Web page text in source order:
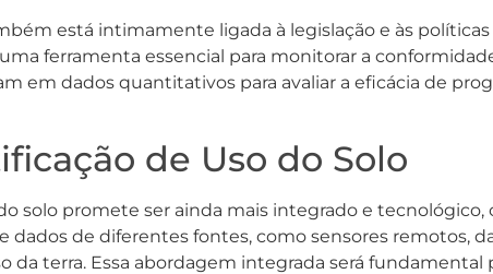
está intimamente ligada à legislação e às
ferramenta essencial para monitorar a
em dados quantitativos para avaliar a eficácia de
de Uso do Solo
solo promete ser ainda mais integrado e tecnológico,
dados de diferentes fontes, como sensores remotos,
da terra. Essa abordagem integrada será fundamental